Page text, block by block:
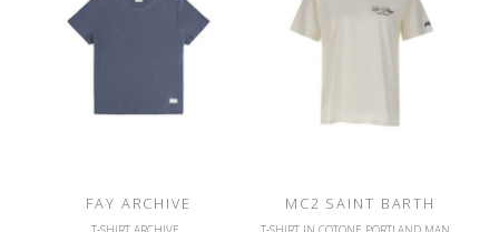
FAY ARCHIVE MC2 SAINT BARTH